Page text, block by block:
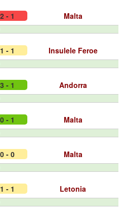
2 - 1 Malta
1 - 1 Insulele Feroe
3 - 1 Andorra
0 - 1 Malta
0 - 0 Malta
1 - 1 Letonia